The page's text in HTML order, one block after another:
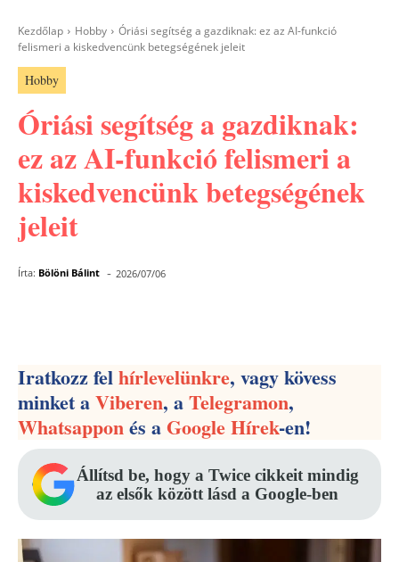
Kezdőlap Hobby
Óriási segítség a gazdiknak: ez az AI-funkció
felismeri a kiskedvencünk betegségének jeleit
Hobby
Óriási segítség a gazdiknak:
ez az AI-funkció felismeri a
kiskedvencünk betegségének
jeleit
Írta: Bölöni Bálint - 2026/07/06
Iratkozz felhírlevelünkre, vagy kövess
minket aViberen, aTelegramon,
Whatsapponés aGoogle Hírek-en!
Állítsd be, hogy a Twice cikkeit mindig
az elsők között lásd a Google-ben